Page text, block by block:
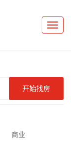
Toggle
商业